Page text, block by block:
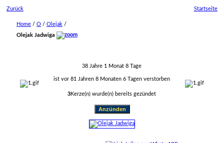
Zurück Startseite
Home / O / Olejak /
Olejak Jadwiga
38 Jahre 1 Monat 8 Tage
ist vor 81 Jahren 8 Monaten 6 Tagen verstorben
3Kerze(n) wurde(n) bereits gezündet